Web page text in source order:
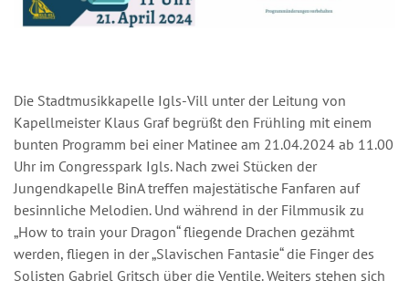
Die Stadtmusikkapelle Igls-Vill unter der Leitung von
Kapellmeister Klaus Graf begrüßt den Frühling mit einem
bunten Programm bei einer Matinee am 21.04.2024 ab 11.00
Uhr im Congresspark Igls. Nach zwei Stücken der
Jungendkapelle BinA treffen majestätische Fanfaren auf
besinnliche Melodien. Und während in der Filmmusik zu
„How to train your Dragon“ fliegende Drachen gezähmt
werden, fliegen in der „Slavischen Fantasie“ die Finger des
Solisten Gabriel Gritsch über die Ventile. Weiters stehen sich